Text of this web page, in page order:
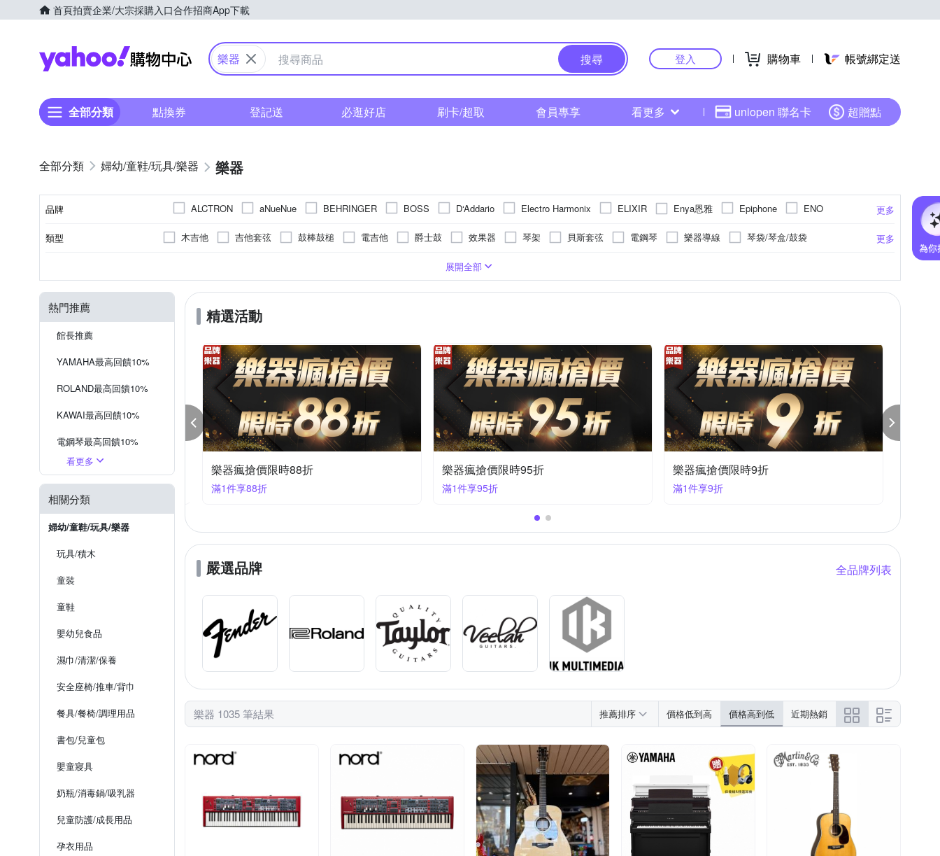
首頁拍賣企業/大宗採購入口合作招商App下載
Yahoo購物中心
樂器 搜尋 登入 購物車 帳號綁定送
全部分類 點換券 登記送 必逛好店 刷卡/超取 會員專享 看更多 uniopen 聯名卡 超贈點
婦幼/童鞋/玩具/樂器 樂器
品牌 更多
ALCTRON aNueNue BEHRINGER BOSS D‘Addario Electro Harmonix ELIXIR Enya恩雅 Epiphone
ENO
Fender
HANLIN Hercules 海克力斯 IBANEZ IK Multimedia JAZZY Konix KORG Lanjian Marshall
YAMAHA 山葉
YAMAHA 樂器 ZILDJIAN 其他品牌 匠 Craftsman 山野樂器
類型 更多
木吉他 吉他套弦 鼓棒鼓槌 電吉他 爵士鼓 效果器 琴架 貝斯套弦 電鋼琴 樂器導線
琴袋/琴盒/鼓袋
銅鈸直斜架
小提琴
吉他架 保養清潔用品 鋼琴 拾音器 吉他袋/吉他皮套 譜架 節拍器 琴椅 直笛 手搖鈴
合成器
鼓椅
木箱鼓
其他
戶外
展開全部
熱門推薦
館長推薦
YAMAHA最高回饋10%
ROLAND最高回饋10%
KAWAI最高回饋10%
電鋼琴最高回饋10%
吉他/貝斯最高回饋10%
效果器最高回饋10%
錄音設備最高回饋10%
控制鍵盤最高回饋10%
其他配件最高回饋10%
看更多
相關分類
婦幼/童鞋/玩具/樂器
玩具/積木
童裝
童鞋
嬰幼兒食品
濕巾/清潔/保養
安全座椅/推車/背巾
餐具/餐椅/調理用品
書包/兒童包
嬰童寢具
奶瓶/消毒鍋/吸乳器
兒童防護/成長用品
孕衣用品
精選活動
搶價限時93折 樂器瘋搶價限時88折
滿1件享88折
樂器瘋搶價限時95折
滿1件享95折
樂器瘋搶價限時9折
滿1件享9折
嚴選品牌 全品牌列表
樂器 1035 筆結果 推薦排序 價格低到高 價格高到低 近期熱銷